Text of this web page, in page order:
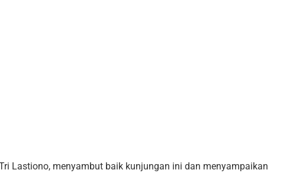
Lastiono, menyambut baik kunjungan ini dan menyampaikan